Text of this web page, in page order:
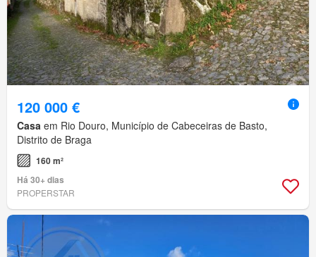
120 000 €
Casa em Rio Douro, Município de Cabeceiras de Basto,
Distrito de Braga
160 m²
Há 30+ dias
PROPERSTAR